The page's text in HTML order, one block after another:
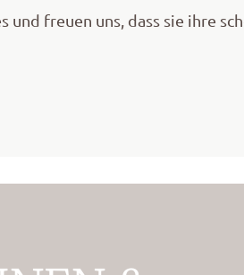
und freuen uns, dass sie ihre